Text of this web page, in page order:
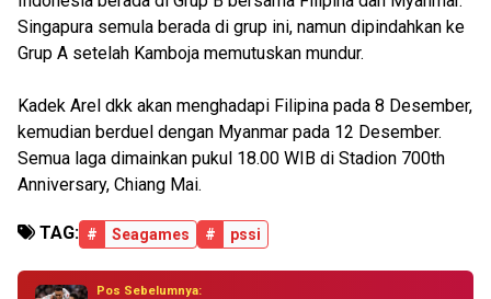
Singapura semula berada di grup ini, namun dipindahkan ke
Grup A setelah Kamboja memutuskan mundur.
Kadek Arel dkk akan menghadapi Filipina pada 8 Desember,
kemudian berduel dengan Myanmar pada 12 Desember.
Semua laga dimainkan pukul 18.00 WIB di Stadion 700th
Anniversary, Chiang Mai.
TAG: # Seagames # pssi
Pos Sebelumnya: